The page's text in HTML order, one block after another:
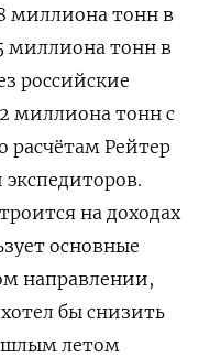
миллиона тонн в
миллиона тонн в
российские
миллиона тонн с
расчётам Рейтер
на доходах
основные
направлении,
бы снизить
летом